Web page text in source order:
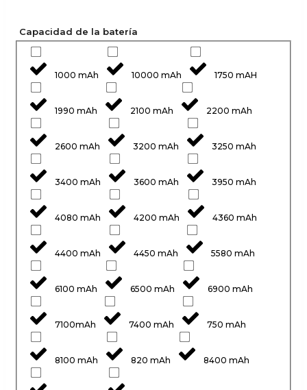
Capacidad de la batería
1000 mAh 10000 mAh 1750 mAH
1990 mAh 2100 mAh 2200 mAh
2600 mAh 3200 mAh 3250 mAh
3400 mAh 3600 mAh 3950 mAh
4080 mAh 4200 mAh 4360 mAh
4400 mAh 4450 mAh 5580 mAh
6100 mAh 6500 mAh 6900 mAh
7100mAh 7400 mAh 750 mAh
8100 mAh 820 mAh 8400 mAh